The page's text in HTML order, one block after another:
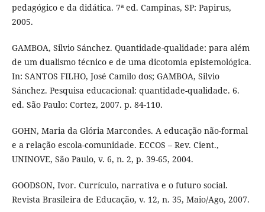
pedagógico e da didática. 7ª ed. Campinas, SP: Papirus,
2005.
GAMBOA, Silvio Sánchez. Quantidade-qualidade: para além
de um dualismo técnico e de uma dicotomia epistemológica.
In: SANTOS FILHO, José Camilo dos; GAMBOA, Silvio
Sánchez. Pesquisa educacional: quantidade-qualidade. 6.
ed. São Paulo: Cortez, 2007. p. 84-110.
GOHN, Maria da Glória Marcondes. A educação não-formal
e a relação escola-comunidade. ECCOS – Rev. Cient.,
UNINOVE, São Paulo, v. 6, n. 2, p. 39-65, 2004.
GOODSON, Ivor. Currículo, narrativa e o futuro social.
Revista Brasileira de Educação, v. 12, n. 35, Maio/Ago, 2007.